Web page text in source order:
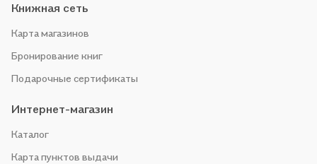
Книжная сеть
Карта магазинов
Бронирование книг
Подарочные сертификаты
Интернет-магазин
Каталог
Карта пунктов выдачи